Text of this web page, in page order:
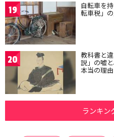
19 自転車を
転車税」
20 教科書と
説」の嘘
本当の理由
ランキン